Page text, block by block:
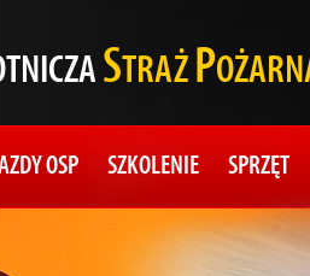
STRAŻP
OSP SZKOLENIE SPRZĘT